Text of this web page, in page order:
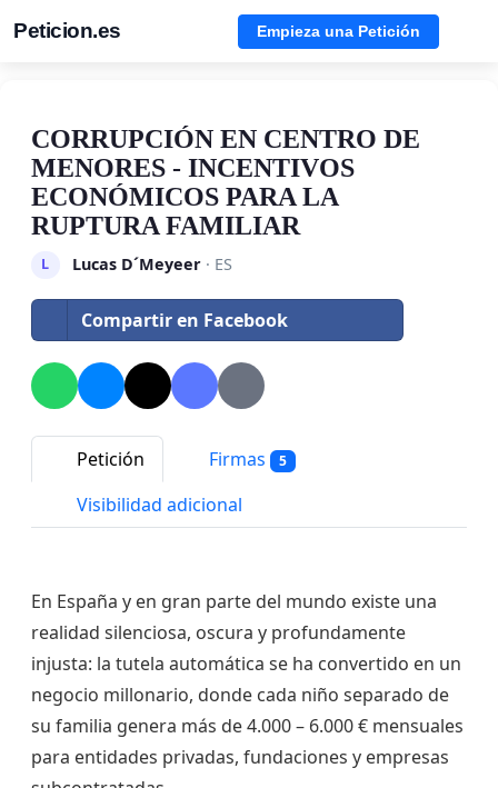
Peticion.es Empieza una Petición
CORRUPCIÓN EN CENTRO DE
MENORES - INCENTIVOS
ECONÓMICOS PARA LA
RUPTURA FAMILIAR
L Lucas D´Meyeer· ES
Compartir en Facebook
Petición Firmas 5
Visibilidad adicional
En España y en gran parte del mundo existe una
realidad silenciosa, oscura y profundamente
injusta: la tutela automática se ha convertido en un
negocio millonario, donde cada niño separado de
su familia genera más de 4.000 – 6.000 € mensuales
para entidades privadas, fundaciones y empresas